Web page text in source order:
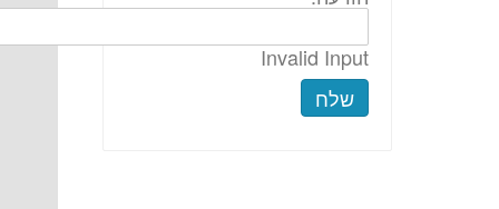
Invalid Input
שלח